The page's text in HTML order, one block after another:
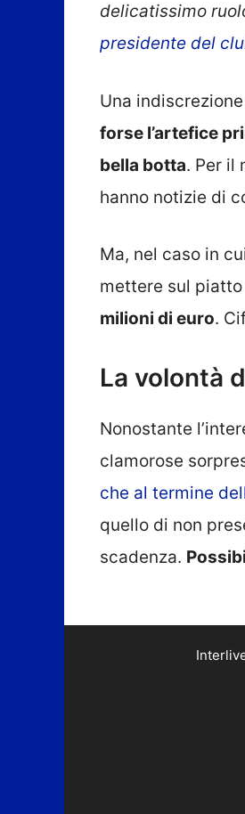
delicatissimo
presidente del
Una
forse l’artefice
bella botta. Per il
hanno notizie di
Ma, nel caso in
mettere sul
milioni di euro.
La volontà
Nonostante
clamorose
che al termine
quello di non
scadenza.